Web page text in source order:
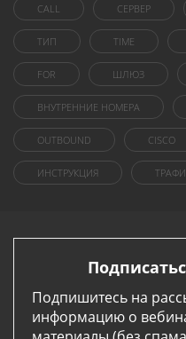
CALL СЕРВЕР
ТИП TIME
FOR ШЛЮЗ
ВНУТРЕННИЕ НОМЕРА
OUTBOUND CISCO
ИНСТРУКЦИЯ
Подпишитесь на
информацию о